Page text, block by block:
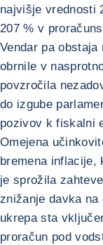
najvišje vrednosti
207 % v
Vendar pa
obrnile v
povzročila
do izgube
pozivov k fiskalni
Omejena
bremena inflacije,
je sprožila
znižanje davka
ukrepa sta
proračun pod